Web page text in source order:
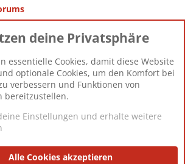
12.426
nabulamisika
Datenschutzerklärung Impressum
deine Privatsphäre
essentielle Cookies, damit diese Website
optionale Cookies, um den Komfort bei
verbessern und Funktionen von
bereitzustellen.
Einstellungen und erhalte weitere
Alle Cookies akzeptieren